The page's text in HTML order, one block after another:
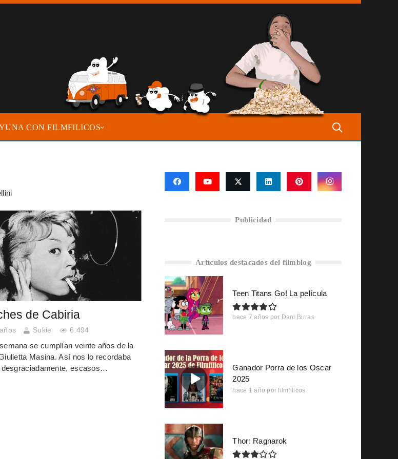
CON FILMFILICOS
de Cabiria
Sukie 6.494
se cumplían veinte años de la
Masina. Así nos lo recordaba
desgraciadamente, escasos…
Publicidad
Artículos destacados del filmblog
Teen Titans Go! La película
hace 7 años por Dani Birras
Ganador Porra de los Oscar
2025
hace 1 año por filmfilicos
Thor: Ragnarok